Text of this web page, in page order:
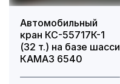
Автомобильный
кран КС-55717К-1
(32 т.) на базе шасси
КАМАЗ 6540